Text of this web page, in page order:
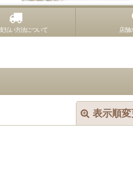
払い方法について 店舗
表示順